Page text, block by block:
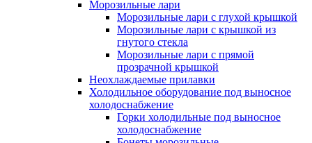
Морозильные лари
Морозильные лари с глухой крышкой
Морозильные лари с крышкой из
гнутого стекла
Морозильные лари с прямой
прозрачной крышкой
Неохлаждаемые прилавки
Холодильное оборудование под выносное
холодоснабжение
Горки холодильные под выносное
холодоснабжение